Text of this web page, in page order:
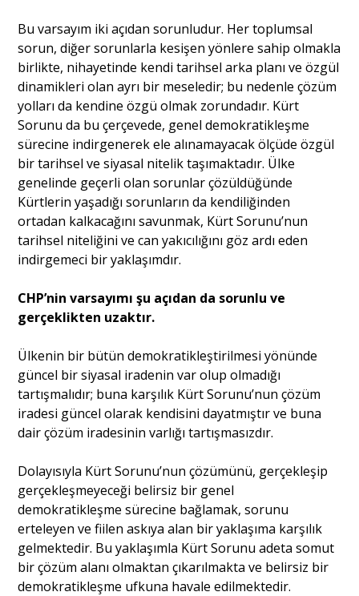
Bu varsayım iki açıdan sorunludur. Her toplumsal
sorun, diğer sorunlarla kesişen yönlere sahip olmakla
birlikte, nihayetinde kendi tarihsel arka planı ve özgül
dinamikleri olan ayrı bir meseledir; bu nedenle çözüm
yolları da kendine özgü olmak zorundadır. Kürt
Sorunu da bu çerçevede, genel demokratikleşme
sürecine indirgenerek ele alınamayacak ölçüde özgül
bir tarihsel ve siyasal nitelik taşımaktadır. Ülke
genelinde geçerli olan sorunlar çözüldüğünde
Kürtlerin yaşadığı sorunların da kendiliğinden
ortadan kalkacağını savunmak, Kürt Sorunu’nun
tarihsel niteliğini ve can yakıcılığını göz ardı eden
indirgemeci bir yaklaşımdır.
CHP’nin varsayımı şu açıdan da sorunlu ve
gerçeklikten uzaktır.
Ülkenin bir bütün demokratikleştirilmesi yönünde
güncel bir siyasal iradenin var olup olmadığı
tartışmalıdır; buna karşılık Kürt Sorunu’nun çözüm
iradesi güncel olarak kendisini dayatmıştır ve buna
dair çözüm iradesinin varlığı tartışmasızdır.
Dolayısıyla Kürt Sorunu’nun çözümünü, gerçekleşip
gerçekleşmeyeceği belirsiz bir genel
demokratikleşme sürecine bağlamak, sorunu
erteleyen ve fiilen askıya alan bir yaklaşıma karşılık
gelmektedir. Bu yaklaşımla Kürt Sorunu adeta somut
bir çözüm alanı olmaktan çıkarılmakta ve belirsiz bir
demokratikleşme ufkuna havale edilmektedir.